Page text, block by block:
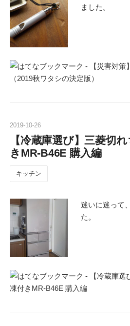
ました。
2019-10-26
【冷蔵庫選び】三菱切
きMR‐B46E 購入編
キッチン
迷いに迷って
た。